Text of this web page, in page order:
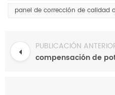
panel de corrección de calidad
PUBLICACIÓN